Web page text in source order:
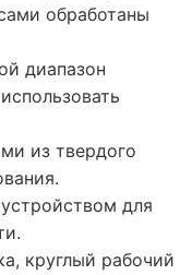
обработаны
диапазон
из твердого
для
круглый рабочий